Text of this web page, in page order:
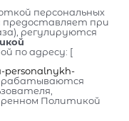
персональных
предоставляет при
регулируются
по адресу: [
personalnykh-
Политикой